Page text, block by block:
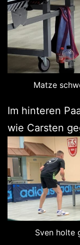
Matze
Im hinteren
wie Carsten
Sven holte